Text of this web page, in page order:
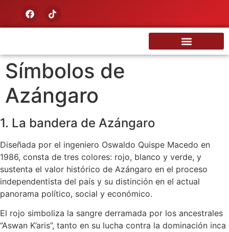
Símbolos de
Azángaro
1. La bandera de Azángaro
Diseñada por el ingeniero Oswaldo Quispe Macedo en
1986, consta de tres colores: rojo, blanco y verde, y
sustenta el valor histórico de Azángaro en el proceso
independentista del país y su distinción en el actual
panorama político, social y económico.
El rojo simboliza la sangre derramada por los ancestrales
“Aswan K’aris”, tanto en su lucha contra la dominación inca